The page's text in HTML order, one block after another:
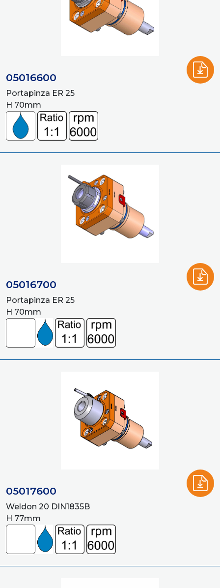
05016600
Portapinza ER 25
H 70mm
05016700
Portapinza ER 25
H 70mm
05017600
Weldon 20 DIN1835B
H 77mm